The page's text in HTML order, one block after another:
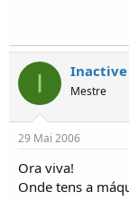
I Inactive
Mestre
29 Mai 2006
Ora viva!
Onde tens a